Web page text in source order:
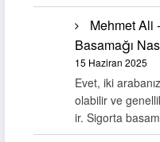
Mehmet Ali -
Basamağı
15 Haziran 2025
Evet, iki
olabilir ve
ir. Sigorta